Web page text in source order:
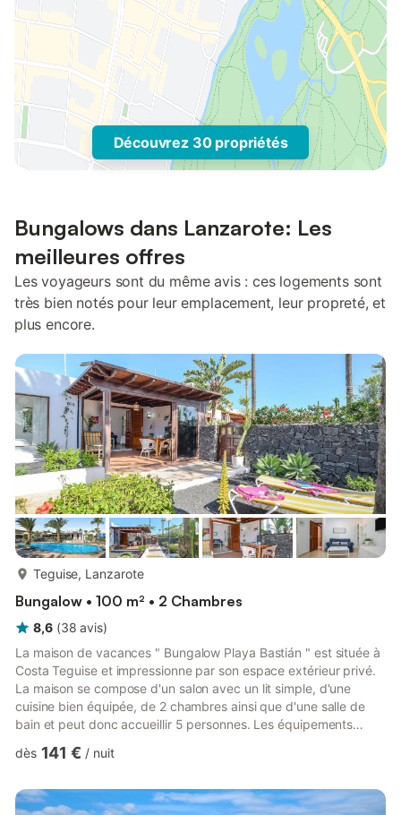
Découvrez 30 propriétés
Bungalows dans Lanzarote: Les
meilleures offres
Les voyageurs sont du même avis : ces logements sont
très bien notés pour leur emplacement, leur propreté, et
plus encore.
Teguise, Lanzarote
Bungalow • 100 m² • 2 Chambres
8,6 (38 avis)
La maison de vacances " Bungalow Playa Bastián " est située à
Costa Teguise et impressionne par son espace extérieur privé.
La maison se compose d'un salon avec un lit simple, d'une
cuisine bien équipée, de 2 chambres ainsi que d'une salle de
bain et peut donc accueillir 5 personnes. Les équipements
télévision par satellite, une machine à laver, un lit bébé et une
vous pourrez vous détendre avec un bon livre. À l'extérieur, il y
dès 141 € / nuit